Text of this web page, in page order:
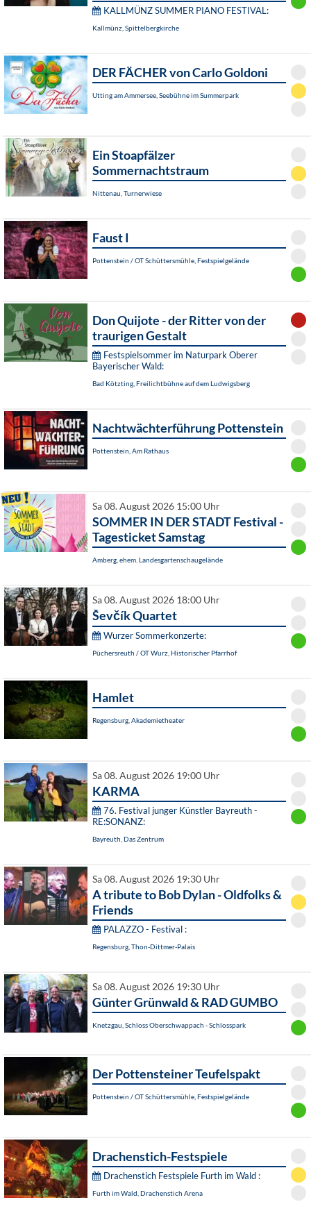
KALLMÜNZ SUMMER PIANO FESTIVAL:
Kallmünz, Spittelbergkirche
DER FÄCHER von Carlo Goldoni
Utting am Ammersee, Seebühne im Summerpark
Ein Stoapfälzer
Sommernachtstraum
Nittenau, Turnerwiese
Faust I
Pottenstein / OT Schüttersmühle, Festspielgelände
Don Quijote - der Ritter von der
traurigen Gestalt
Festspielsommer im Naturpark Oberer
Bayerischer Wald:
Bad Kötzting, Freilichtbühne auf dem Ludwigsberg
Nachtwächterführung Pottenstein
Pottenstein, Am Rathaus
Sa 08. August 2026 15:00 Uhr
SOMMER IN DER STADT Festival -
Tagesticket Samstag
Amberg, ehem. Landesgartenschaugelände
Sa 08. August 2026 18:00 Uhr
Ševčík Quartet
Wurzer Sommerkonzerte:
Püchersreuth / OT Wurz, Historischer Pfarrhof
Hamlet
Regensburg, Akademietheater
Sa 08. August 2026 19:00 Uhr
KARMA
76. Festival junger Künstler Bayreuth -
RE:SONANZ:
Bayreuth, Das Zentrum
Sa 08. August 2026 19:30 Uhr
A tribute to Bob Dylan - Oldfolks &
Friends
PALAZZO - Festival :
Regensburg, Thon-Dittmer-Palais
Sa 08. August 2026 19:30 Uhr
Günter Grünwald & RAD GUMBO
Knetzgau, Schloss Oberschwappach - Schlosspark
Der Pottensteiner Teufelspakt
Pottenstein / OT Schüttersmühle, Festspielgelände
Drachenstich-Festspiele
Drachenstich Festspiele Furth im Wald :
Furth im Wald, Drachenstich Arena